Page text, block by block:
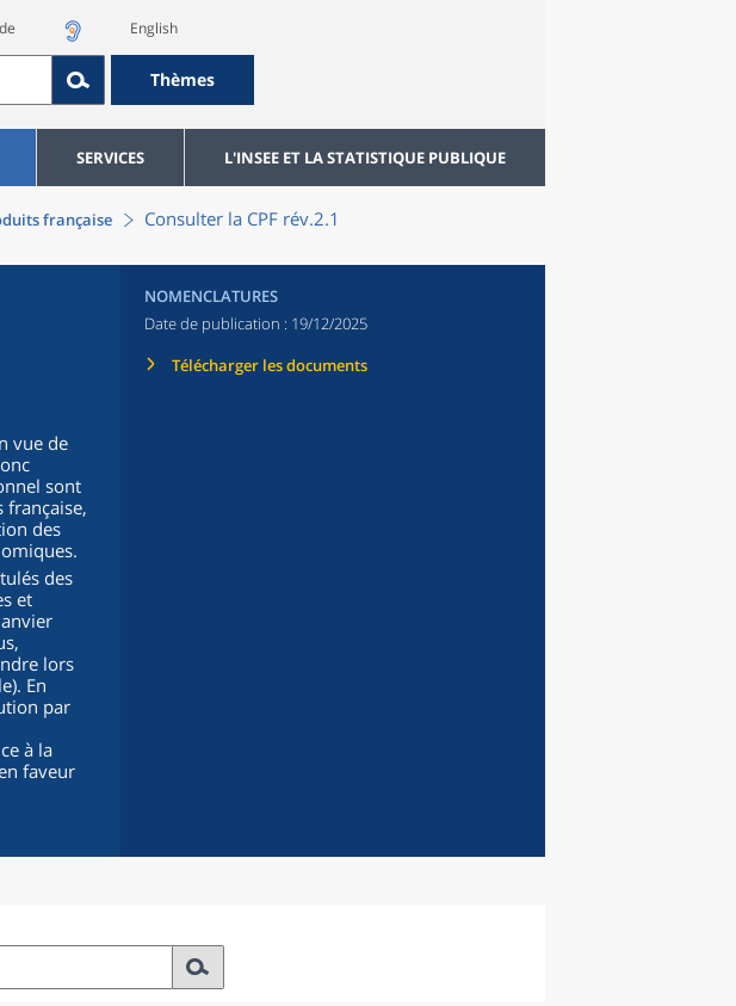
English
Thèmes
SERVICES L'INSEE ET LA STATISTIQUE PUBLIQUE
française Consulter la CPF rév.2.1
vue de
sont
française,
des
des
et
lors
En
par
à la
faveur
NOMENCLATURES
Date de publication : 19/12/2025
Télécharger les documents